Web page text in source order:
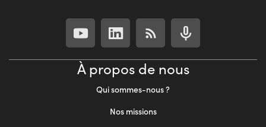
À propos de nous
Qui sommes-nous ?
Nos missions